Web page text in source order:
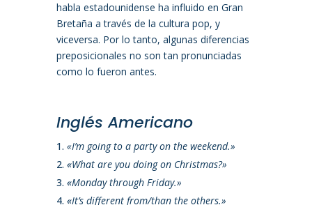
habla estadounidense ha influido en Gran
Bretaña a través de la cultura pop, y
viceversa. Por lo tanto, algunas diferencias
preposicionales no son tan pronunciadas
como lo fueron antes.
Inglés Americano
«I’m going to a party on the weekend.»
«What are you doing on Christmas?»
«Monday through Friday.»
«It’s different from/than the others.»